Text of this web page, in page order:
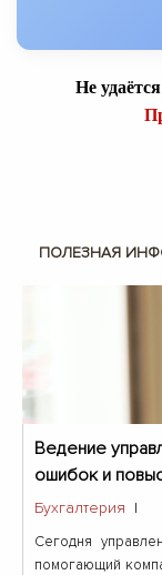
Не
ПОЛЕЗНАЯ
Ведение
ошибок и
Бухгалтерия |
Сегодня
помогающий